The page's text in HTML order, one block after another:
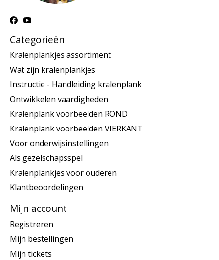
Categorieën
Kralenplankjes assortiment
Wat zijn kralenplankjes
Instructie - Handleiding kralenplank
Ontwikkelen vaardigheden
Kralenplank voorbeelden ROND
Kralenplank voorbeelden VIERKANT
Voor onderwijsinstellingen
Als gezelschapsspel
Kralenplankjes voor ouderen
Klantbeoordelingen
Mijn account
Registreren
Mijn bestellingen
Mijn tickets